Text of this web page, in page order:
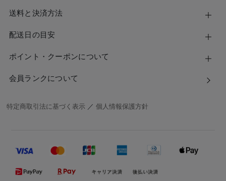
送料と決済方法
配送日の目安
ポイント・クーポンについて
会員ランクについて
特定商取引法に基づく表示 ／個人情報保護方針